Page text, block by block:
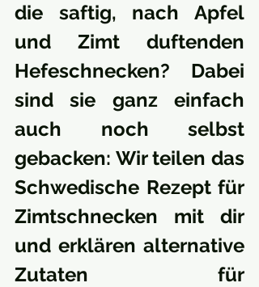
die saftig, nach Apfel
und Zimt duftenden
Hefeschnecken? Dabei
sind sie ganz einfach
auch noch selbst
gebacken: Wir teilen das
Schwedische Rezept für
Zimtschnecken mit dir
und erklären alternative
Zutaten für